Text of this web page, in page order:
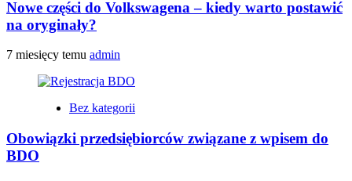
Nowe części do Volkswagena – kiedy warto postawić
na oryginały?
7 miesięcy temu admin
Bez kategorii
Obowiązki przedsiębiorców związane z wpisem do
BDO